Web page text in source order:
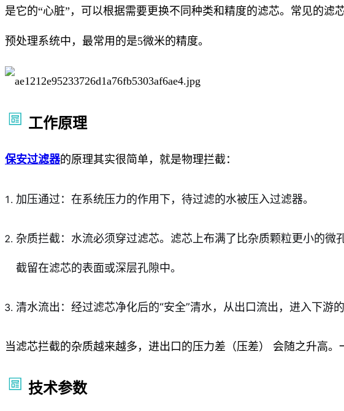
是它的“心脏”，可以根据需要更换不同种类和精度的滤芯。常见的
预处理系统中，最常用的是5微米的精度。
工作原理
保安过滤器的原理其实很简单，就是物理拦截：
加压通过：在系统压力的作用下，待过滤的水被压入过滤器。
杂质拦截：水流必须穿过滤芯。滤芯上布满了比杂质颗粒更小的
截留在滤芯的表面或深层孔隙中。
清水流出：经过滤芯净化后的“安全”清水，从出口流出，进入下游的
当滤芯拦截的杂质越来越多，进出口的压力差（压差） 会随之升高。
技术参数